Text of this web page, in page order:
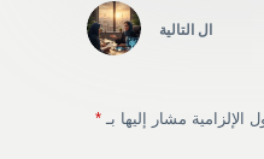
ال التالية
الإلزامية مشار إليها بـ *